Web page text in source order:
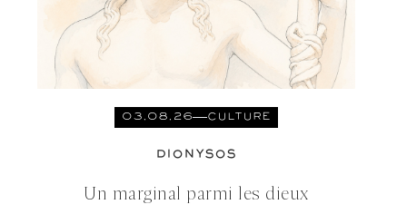
03.08.26 CULTURE
DIONYSOS
Un marginal parmi les dieux